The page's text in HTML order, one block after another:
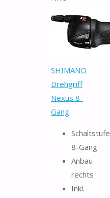
SHIMANO
Drehgriff
Nexus 8-
Gang
Schaltstufe
8-Gang
Anbau
rechts
Inkl.